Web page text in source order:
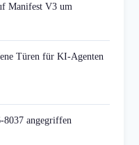
Manifest V3 um
Türen für KI-Agenten
8037 angegriffen